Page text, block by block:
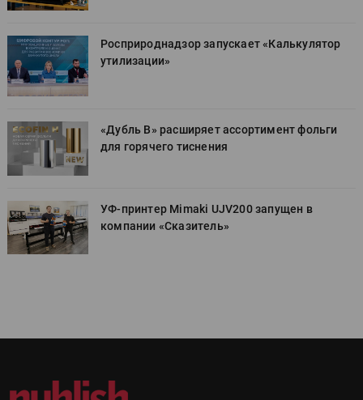
Росприроднадзор запускает «Калькулятор
утилизации»
«Дубль В» расширяет ассортимент фольги
для горячего тиснения
УФ-принтер Mimaki UJV200 запущен в
компании «Сказитель»